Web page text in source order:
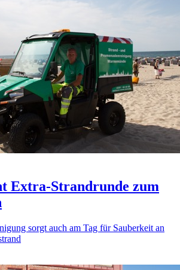
Extra-Strandrunde zum
sorgt auch am Tag für Sauberkeit an